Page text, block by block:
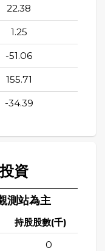
22.38
1.25
-51.06
155.71
-34.39
資
測站為主
持股股數(千)
0